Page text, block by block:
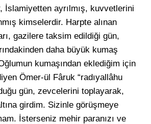
İslamiyetten ayrılmış, kuvvetlerini
kimselerdir. Harpte alınan
gazilere taksim edildiği gün,
daha büyük kumaş
kumaşından eklediğim için
Ömer-ül Fâruk “radıyallâhu
gün, zevcelerini toplayarak,
girdim. Sizinle görüşmeye
İsterseniz mehir paranızı ve